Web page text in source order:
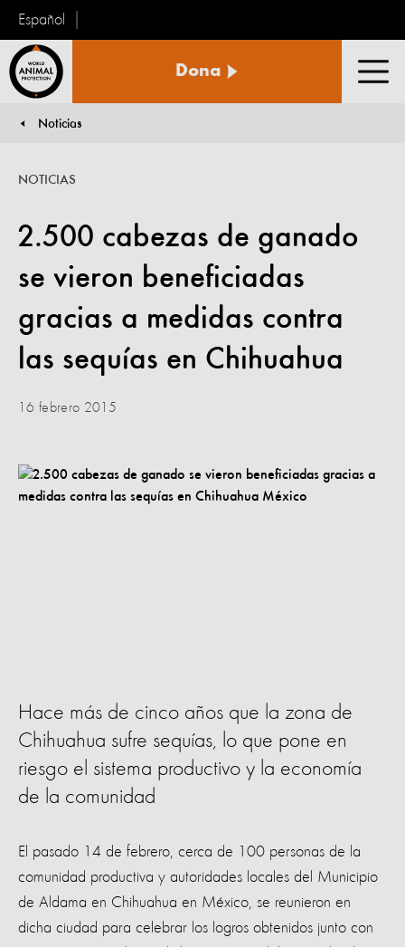
Español
Animal
Dona
Noticias
2.500 cabezas de ganado
se vieron beneficiadas
gracias a medidas contra
las sequías en Chihuahua
NOTICIAS
16 febrero 2015
Hace más de cinco años que la zona de
Chihuahua sufre sequías, lo que pone en
riesgo el sistema productivo y la economía
de la comunidad
El pasado 14 de febrero, cerca de 100 personas de la
comunidad productiva y autoridades locales del Municipio
de Aldama en Chihuahua en México, se reunieron en
dicha ciudad para celebrar los logros obtenidos junto con